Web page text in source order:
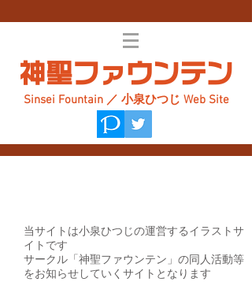
神聖ファウンテン
Sinsei Fountain ／ 小泉ひつじ Web Site
当サイトは小泉ひつじの運営するイラストサ
イトです
サークル「神聖ファウンテン」の同人活動等
をお知らせしていくサイトとなります